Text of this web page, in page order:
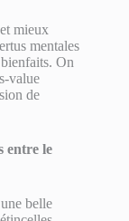
mieux
mentales
On
value
de
entre le
belle